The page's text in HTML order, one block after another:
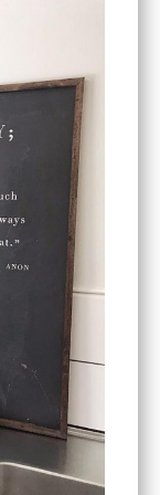
Mushroom